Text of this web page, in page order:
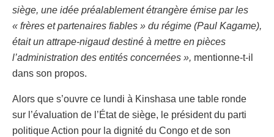
siège, une idée préalablement étrangère émise par les
« frères et partenaires fiables » du régime (Paul Kagame),
était un attrape-nigaud destiné à mettre en pièces
l’administration des entités concernées », mentionne-t-il
dans son propos.
Alors que s’ouvre ce lundi à Kinshasa une table ronde
sur l’évaluation de l’État de siège, le président du parti
politique Action pour la dignité du Congo et de son